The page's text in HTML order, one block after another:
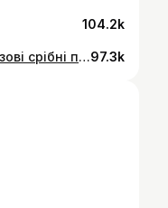
104.2k
🤩Неймовірно щасливі дворазові срібні призерки Олімпійських ігор — Людмила Лузан та Анастасія Рибачок💙💛97.3k